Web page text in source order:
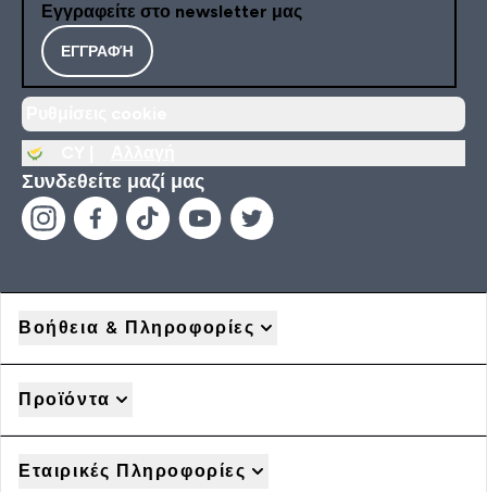
Εγγραφείτε στο newsletter μας
ΕΓΓΡΑΦΉ
Συνδεθείτε μαζί μας
Βοήθεια & Πληροφορίες
Προϊόντα
Εταιρικές Πληροφορίες